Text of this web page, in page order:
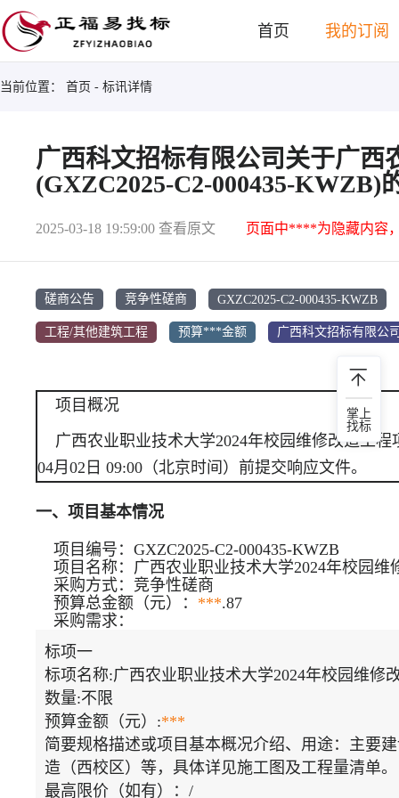
首页 我的订阅
当前位置： 首页 - 标讯详情
广西科文招标有限公司关于广西
(GXZC2025-C2-000435-KWZB)
2025-03-18 19:59:00 查看原文 页面中****为隐藏内容
磋商公告 竞争性磋商 GXZC2025-C2-000435-KWZB
工程/其他建筑工程 预算***金额 广西科文招标有限公
项目概况
广西农业职业技术大学2024年校园维修改造工程
04月02日 09:00 （北京时间）前提交响应文件。
一、项目基本情况
项目编号： GXZC2025-C2-000435-KWZB
项目名称： 广西农业职业技术大学2024年校园维
采购方式：竞争性磋商
预算总金额（元）： ***.87
采购需求：
标项一
标项名称:广西农业职业技术大学2024年校园维修
数量:不限
预算金额（元）:***
简要规格描述或项目基本概况介绍、用途： 主要
造（西校区）等，具体详见施工图及工程量清单。
最高限价（如有）： /
掌上
找标